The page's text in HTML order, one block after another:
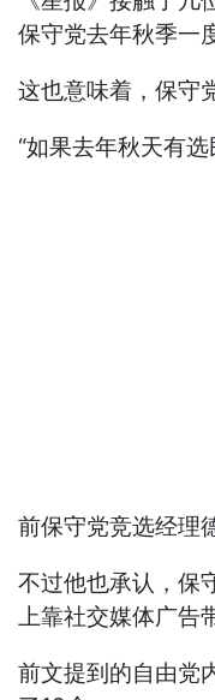
保守党去年秋季一
这也意味着，保守
“如果去年秋天有
前保守党竞选经理
不过他也承认，保
上靠社交媒体广告
前文提到的自由党